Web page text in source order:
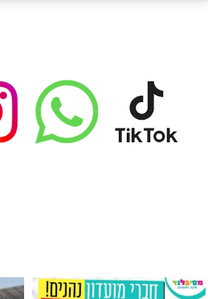
מין העובר רק במסיבלנד !! קיים
כוס נירוסטה ענקית